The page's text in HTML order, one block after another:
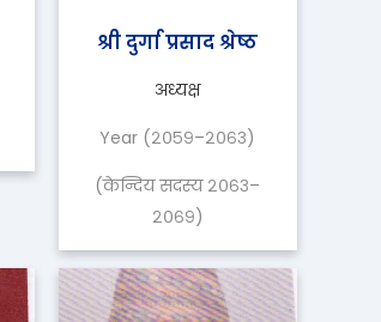
श्री दुर्गा प्रसाद श्रेष्ठ
अध्यक्ष
Year (२०५९–२०६३)
(केन्दिय सदस्य २०६३–
२०६९)